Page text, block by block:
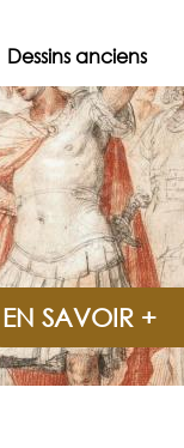
Dessins anciens
EN SAVOIR +